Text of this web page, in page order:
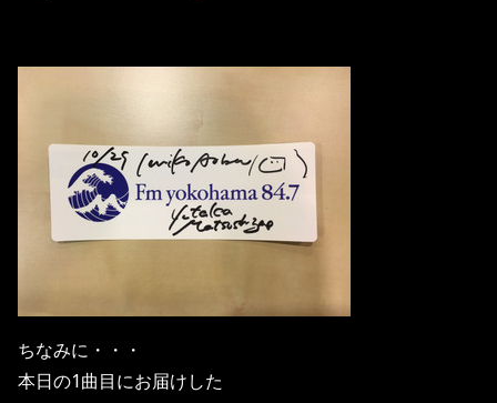
ちなみに・・・
本日の1曲目にお届けした